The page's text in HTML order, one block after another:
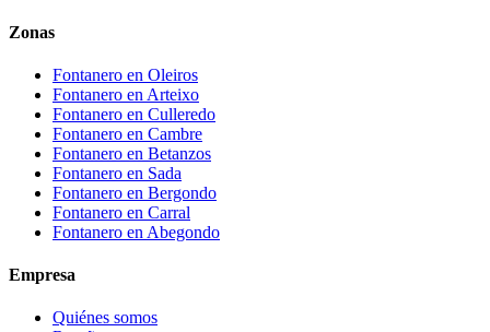
Zonas
Fontanero en Oleiros
Fontanero en Arteixo
Fontanero en Culleredo
Fontanero en Cambre
Fontanero en Betanzos
Fontanero en Sada
Fontanero en Bergondo
Fontanero en Carral
Fontanero en Abegondo
Empresa
Quiénes somos